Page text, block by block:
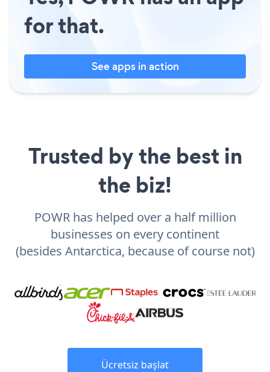
for that.
See apps in action
Trusted by the best in
the biz!
POWR has helped over a half million
businesses on every continent
(besides Antarctica, because of course not)
Ücretsiz başlat